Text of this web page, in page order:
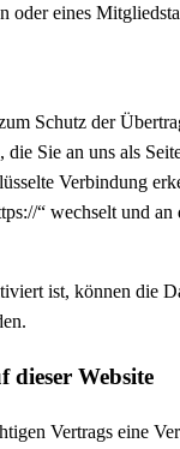
oder eines
Schutz der
Sie an uns als
Verbindung
“ wechselt und
ist, können die
dieser Website
Vertrags eine